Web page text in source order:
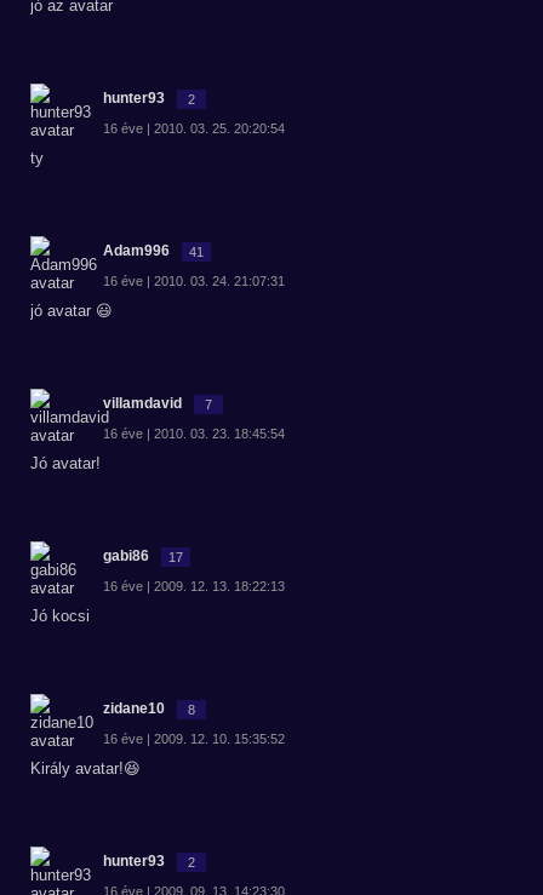
jó az avatar
hunter93 2
16 éve | 2010. 03. 25. 20:20:54
ty
Adam996 41
16 éve | 2010. 03. 24. 21:07:31
jó avatar 😃
villamdavid 7
16 éve | 2010. 03. 23. 18:45:54
Jó avatar!
gabi86 17
16 éve | 2009. 12. 13. 18:22:13
Jó kocsi
zidane10 8
16 éve | 2009. 12. 10. 15:35:52
Király avatar!😆
hunter93 2
16 éve | 2009. 09. 13. 14:23:30